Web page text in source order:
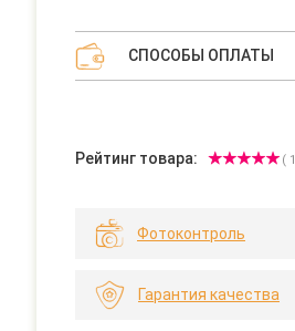
СПОСОБЫ ОПЛАТЫ
Рейтинг товара: (
Фотоконтроль
Гарантия качества